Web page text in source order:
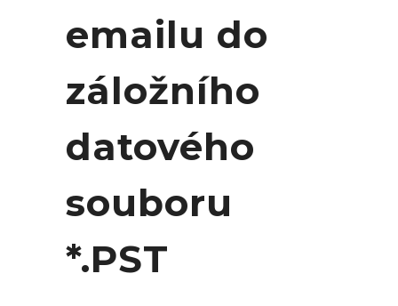
emailu do
záložního
datového
souboru
*.PST